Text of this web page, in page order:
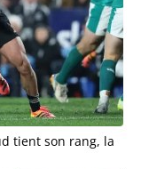
tient son rang, la